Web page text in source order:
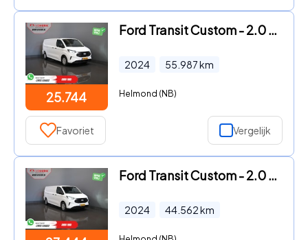
25.744
Ford Transit Custom - 2.0 TDCI L2 Trend LED/ Carplay/ Camera/ Climate/ PDC/ Cruise
2024 55.987km
Helmond (NB)
Favoriet Vergelijk
Ford Transit Custom - 2.0 TDCI 136 pk L2 Trend LED/ Carplay/ Camera/ Climate/ PDC/
2024 44.562km